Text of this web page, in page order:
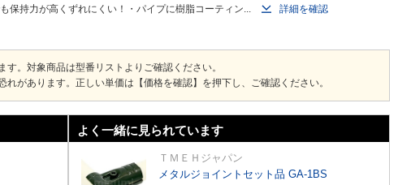
保持力が高くずれにくい！・パイプに樹脂コーティン...
詳細を確認
。対象商品は型番リストよりご確認ください。
があります。正しい単価は【価格を確認】を押下し、ご確認ください。
よく一緒に見られています
ＴＭＥＨジャパン
メタルジョイントセット品 GA-1BS